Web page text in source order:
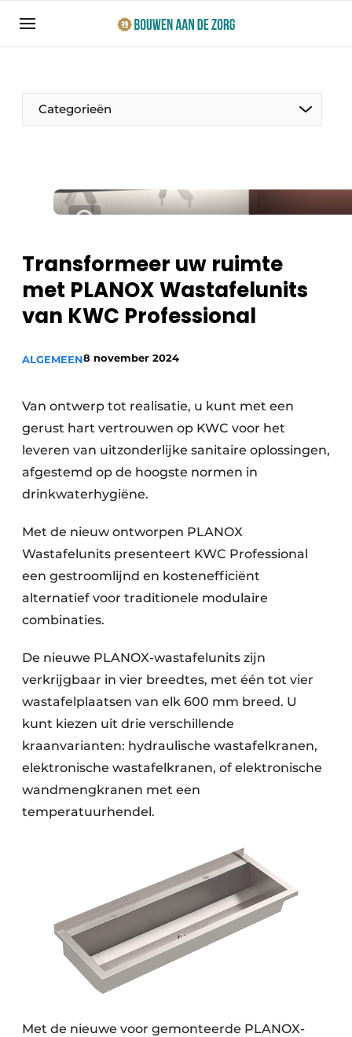
Aanmelden
Bedrijven
Bouwen aan de Zorg | Vakblad over bouw en
Direct contact
Jaarboek
Jubileumboek
Meest gelezen
Podcasts
Vacature aanmelden
Video’s
Categorieën
Productinformatie
Ziekenhuizen
Privéklinieken
Laboratoria
Transformeer uw ruimte
met PLANOX Wastafelunits
van KWC Professional
ALGEMEEN8 november 2024
Van ontwerp tot realisatie, u kunt met een
gerust hart vertrouwen op KWC voor het
leveren van uitzonderlijke sanitaire oplossingen,
afgestemd op de hoogste normen in
drinkwaterhygiëne.
Met de nieuw ontworpen PLANOX
Wastafelunits presenteert KWC Professional
een gestroomlijnd en kostenefficiënt
alternatief voor traditionele modulaire
combinaties.
De nieuwe PLANOX-wastafelunits zijn
verkrijgbaar in vier breedtes, met één tot vier
wastafelplaatsen van elk 600 mm breed. U
kunt kiezen uit drie verschillende
kraanvarianten: hydraulische wastafelkranen,
elektronische wastafelkranen, of elektronische
wandmengkranen met een
temperatuurhendel.
Met de nieuwe voor gemonteerde PLANOX-